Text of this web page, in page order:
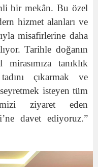
bir mekân. Bu özel
hizmet alanları ve
misafirlerine daha
Tarihle doğanın
tanıklık
çıkarmak ve
isteyen tüm
ziyaret eden
davet ediyoruz.”